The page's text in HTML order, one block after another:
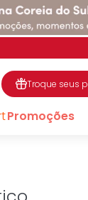
Troque seus
Promoções